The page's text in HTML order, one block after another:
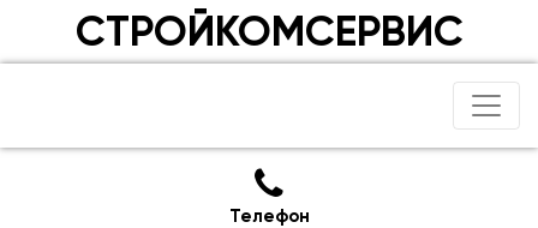
СТРОЙКОМСЕРВИС
Телефон